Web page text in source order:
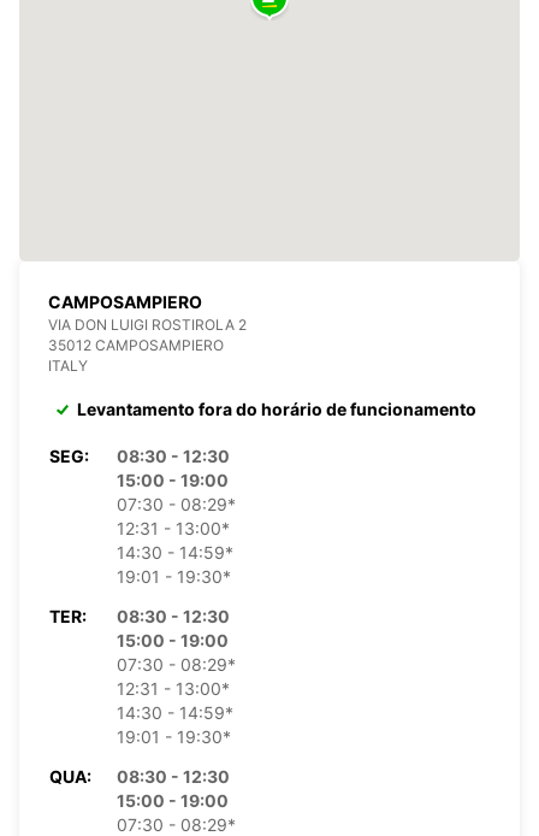
CAMPOSAMPIERO
VIA DON LUIGI ROSTIROLA 2
35012 CAMPOSAMPIERO
ITALY
Levantamento fora do horário de funcionamento
SEG:
08:30 - 12:30
15:00 - 19:00
07:30 - 08:29*
12:31 - 13:00*
14:30 - 14:59*
19:01 - 19:30*
TER:
08:30 - 12:30
15:00 - 19:00
07:30 - 08:29*
12:31 - 13:00*
14:30 - 14:59*
19:01 - 19:30*
QUA:
08:30 - 12:30
15:00 - 19:00
07:30 - 08:29*